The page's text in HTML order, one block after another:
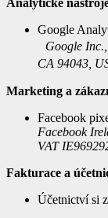
Google
Google
CA 94043,
Marketing a
Facebook
Facebook
VAT
Fakturace a
Účetnictví si